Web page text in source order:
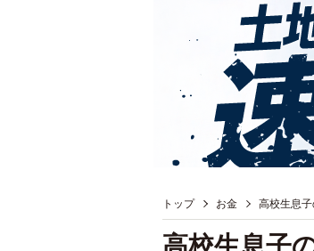
トップ お金 高校生息